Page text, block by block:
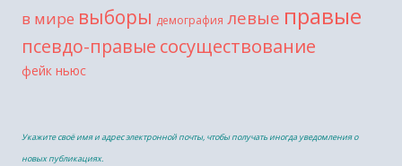
в мире выборы демография левые правые
псевдо-правые сосуществование
фейк ньюс
Укажите своё имя и адрес электронной почты, чтобы получать иногда уведомления о
новых публикациях.